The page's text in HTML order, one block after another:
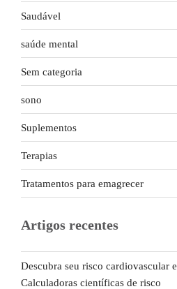
Saudável
saúde mental
Sem categoria
sono
Suplementos
Terapias
Tratamentos para emagrecer
Artigos recentes
Descubra seu risco cardiovascular
Calculadoras científicas de risco